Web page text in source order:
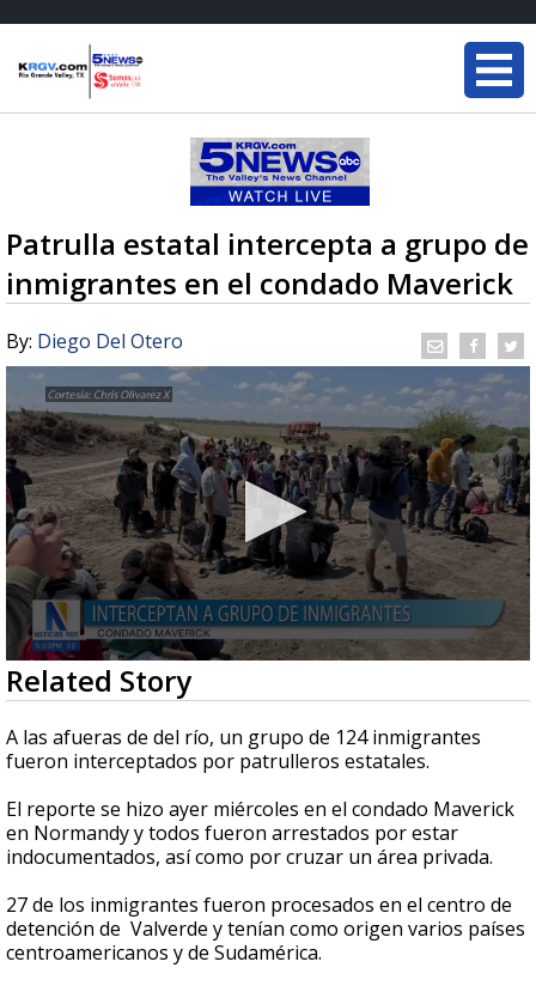
Patrulla estatal intercepta a grupo de
inmigrantes en el condado Maverick
By: Diego Del Otero
0
seconds
of
41
seconds
Related Story
A las afueras de del río, un grupo de 124 inmigrantes
fueron interceptados por patrulleros estatales.
El reporte se hizo ayer miércoles en el condado Maverick
en Normandy y todos fueron arrestados por estar
indocumentados, así como por cruzar un área privada.
27 de los inmigrantes fueron procesados en el centro de
detención de Valverde y tenían como origen varios países
centroamericanos y de Sudamérica.